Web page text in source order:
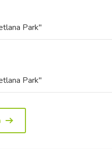
Park"
Park"